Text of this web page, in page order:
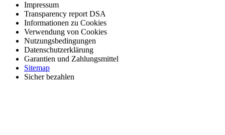
Impressum
Transparency report DSA
Informationen zu Cookies
Verwendung von Cookies
Nutzungsbedingungen
Datenschutzerklärung
Garantien und Zahlungsmittel
Sitemap
Sicher bezahlen